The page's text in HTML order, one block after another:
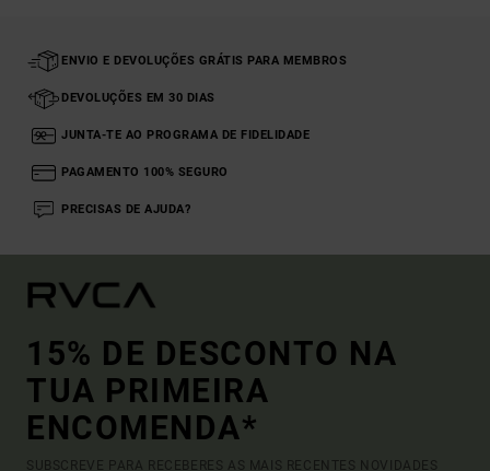
ENVIO E DEVOLUÇÕES GRÁTIS PARA MEMBROS
DEVOLUÇÕES EM 30 DIAS
JUNTA-TE AO PROGRAMA DE FIDELIDADE
PAGAMENTO 100% SEGURO
PRECISAS DE AJUDA?
15% DE DESCONTO NA
TUA PRIMEIRA
ENCOMENDA*
SUBSCREVE PARA RECEBERES AS MAIS RECENTES NOVIDADES